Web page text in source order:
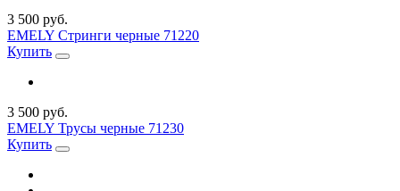
3 500 руб.
EMELY Стринги черные 71220
Купить
3 500 руб.
EMELY Трусы черные 71230
Купить